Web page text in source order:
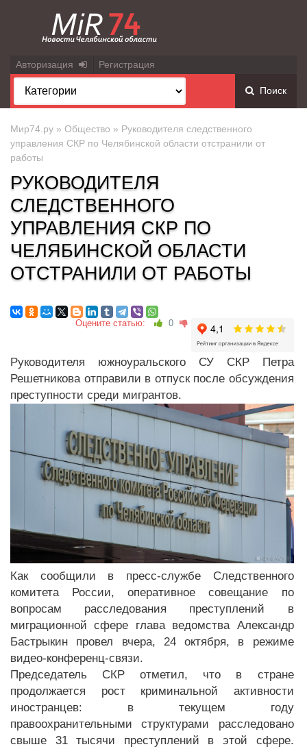
Авторизация Регистрация
Поиск
Мир74.ру » Общество » Руководителя следственного
управления СКР по Челябинской области отстранили от
работы
РУКОВОДИТЕЛЯ
СЛЕДСТВЕННОГО
УПРАВЛЕНИЯ СКР ПО
ЧЕЛЯБИНСКОЙ ОБЛАСТИ
ОТСТРАНИЛИ ОТ РАБОТЫ
Оцените статью: 0
Руководителя южноуральского СУ СКР Петра
Решетникова отправили в отпуск после обсуждения
преступности среди мигрантов.
Как сообщили в пресс-службе Следственного
комитета России, оперативное совещание по
вопросам расследования преступлений в
миграционной сфере глава ведомства Александр
Бастрыкин провел вчера, 24 октября, в режиме
видео-конференц-связи.
Председатель СКР отметил, что в стране
продолжается рост криминальной активности
иностранцев: в текущем году
правоохранительными структурами расследовано
свыше 31 тысячи преступлений в этой сфере.